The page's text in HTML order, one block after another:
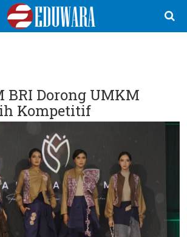
Dorong UMKM
Kompetitif